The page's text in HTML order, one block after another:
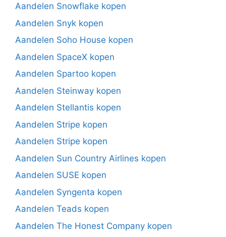
Aandelen Snowflake kopen
Aandelen Snyk kopen
Aandelen Soho House kopen
Aandelen SpaceX kopen
Aandelen Spartoo kopen
Aandelen Steinway kopen
Aandelen Stellantis kopen
Aandelen Stripe kopen
Aandelen Stripe kopen
Aandelen Sun Country Airlines kopen
Aandelen SUSE kopen
Aandelen Syngenta kopen
Aandelen Teads kopen
Aandelen The Honest Company kopen